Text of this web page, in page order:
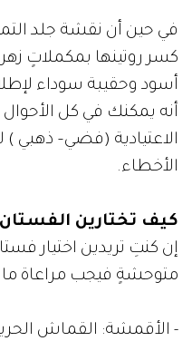
في حين أن نقشة جلد
كسر روتينها بمكملاتٍ
أسود وحقيبة سوداء
أنه يمكنك في كل
الاعتيادية (فضي– ذهبي )
الأخطاء.
كيف تختارين
إن كنتِ تريدين اختيار
متوحشةٍ فيجب مراعاة ما
- الأقمشة: القماش